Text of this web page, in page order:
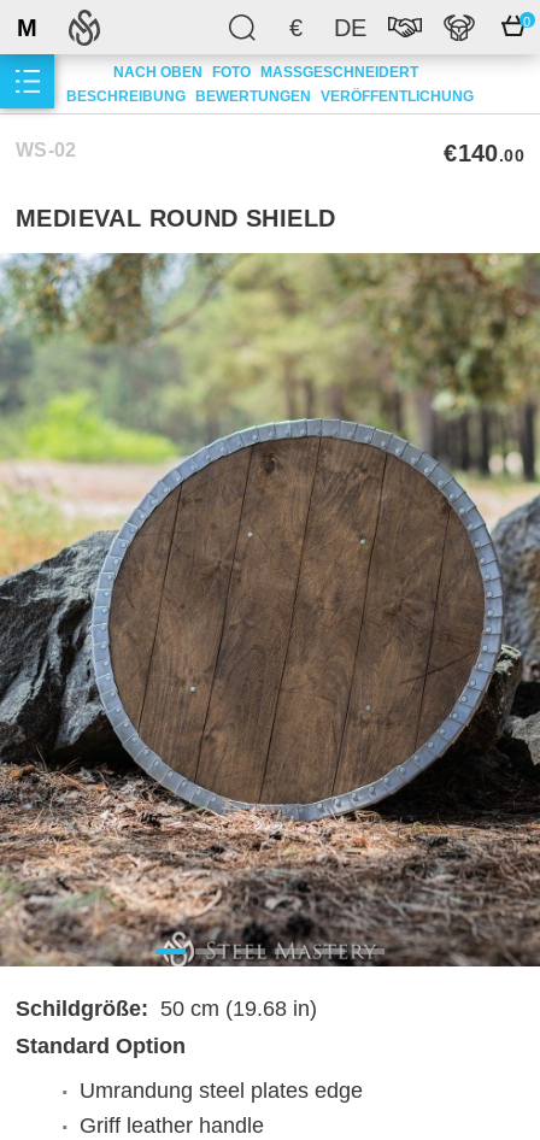
€ DE 0
M
NACH OBEN FOTO
MASSGESCHNEIDERT
BESCHREIBUNG BEWERTUNGEN VERÖFFENTLICHUNG
WS-02 €140.00
MEDIEVAL ROUND SHIELD
Schildgröße: 50 cm (19.68 in)
Standard Option
Umrandung steel plates edge
Griff leather handle